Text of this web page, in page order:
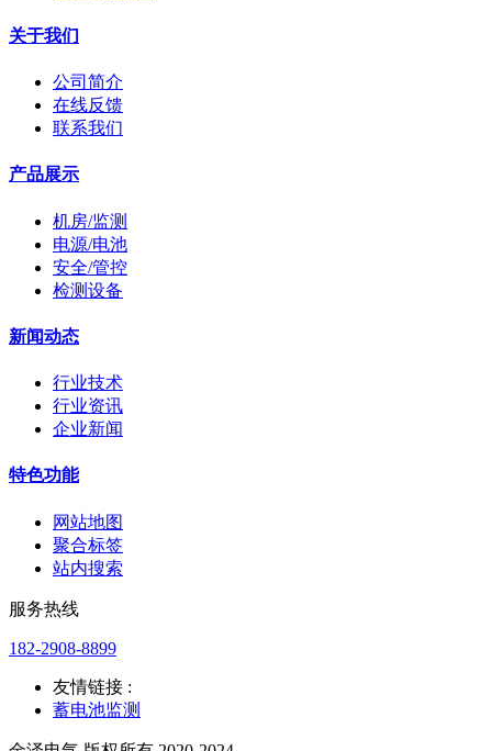
关于我们
公司简介
在线反馈
联系我们
产品展示
机房/监测
电源/电池
安全/管控
检测设备
新闻动态
行业技术
行业资讯
企业新闻
特色功能
网站地图
聚合标签
站内搜索
服务热线
182-2908-8899
友情链接 :
蓄电池监测